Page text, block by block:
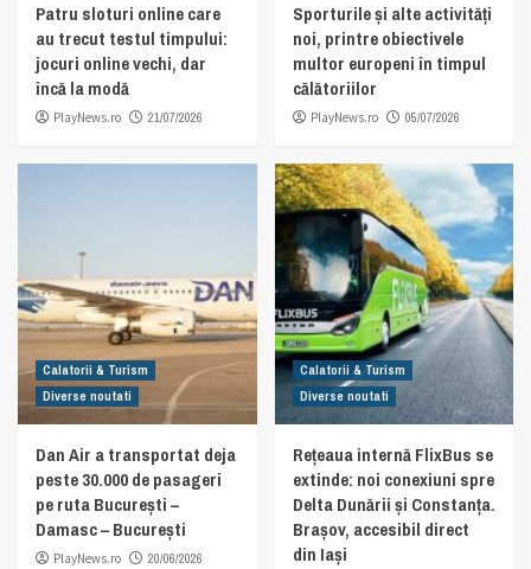
Patru sloturi online care
au trecut testul timpului:
jocuri online vechi, dar
încă la modă
PlayNews.ro 21/07/2026
Sporturile și alte activități
noi, printre obiectivele
multor europeni în timpul
călătoriilor
PlayNews.ro 05/07/2026
Calatorii & Turism
Diverse noutati
Dan Air a transportat deja
peste 30.000 de pasageri
pe ruta București –
Damasc – București
PlayNews.ro 20/06/2026
Calatorii & Turism
Diverse noutati
Rețeaua internă FlixBus se
extinde: noi conexiuni spre
Delta Dunării și Constanța.
Brașov, accesibil direct
din Iași